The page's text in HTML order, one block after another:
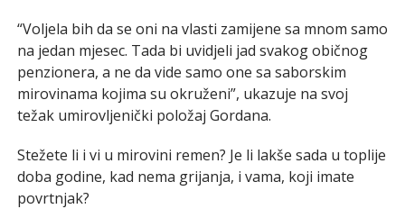
“Voljela bih da se oni na vlasti zamijene sa mnom samo
na jedan mjesec. Tada bi uvidjeli jad svakog običnog
penzionera, a ne da vide samo one sa saborskim
mirovinama kojima su okruženi”, ukazuje na svoj
težak umirovljenički položaj Gordana.
Stežete li i vi u mirovini remen? Je li lakše sada u toplije
doba godine, kad nema grijanja, i vama, koji imate
povrtnjak?